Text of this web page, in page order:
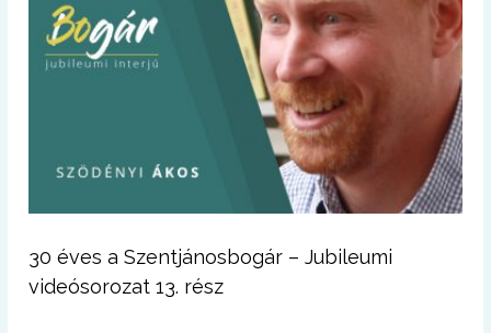
30 éves a Szentjánosbogár – Jubileumi
videósorozat 13. rész